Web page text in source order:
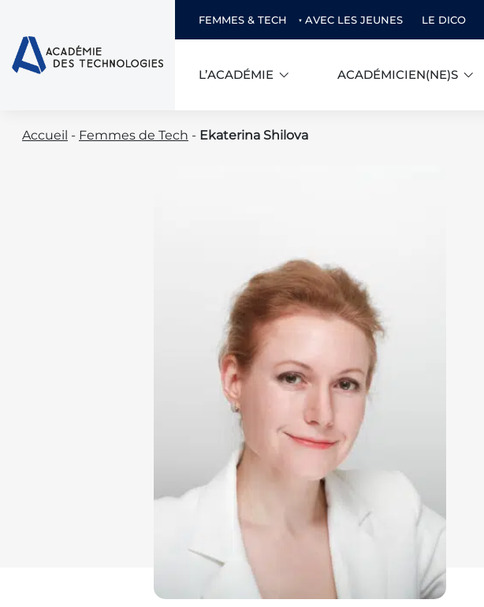
FEMMES & TECH AVEC LES JEUNES LE DICO
L’ACADÉMIE ACADÉMICIEN(NE)S
Accueil - Femmes de Tech - Ekaterina Shilova